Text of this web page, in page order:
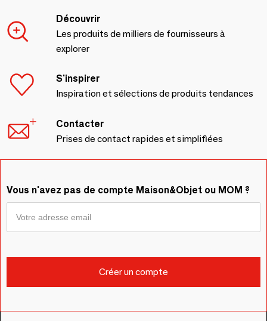
Découvrir
Les produits de milliers de fournisseurs à
explorer
S'inspirer
Inspiration et sélections de produits tendances
Contacter
Prises de contact rapides et simplifiées
Vous n'avez pas de compte Maison&Objet ou MOM ?